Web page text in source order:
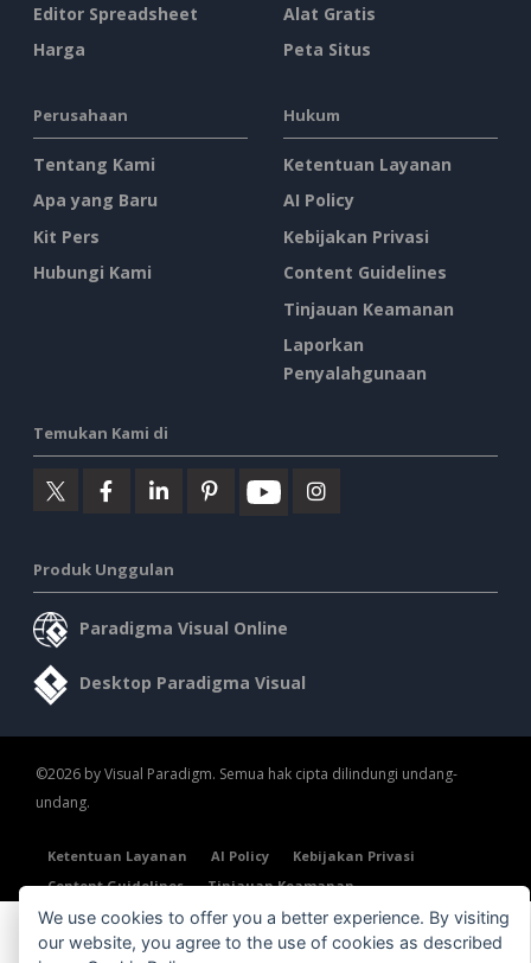
Editor Spreadsheet
Harga
Alat Gratis
Peta Situs
Perusahaan
Tentang Kami
Apa yang Baru
Kit Pers
Hubungi Kami
Hukum
Ketentuan Layanan
AI Policy
Kebijakan Privasi
Content Guidelines
Tinjauan Keamanan
Laporkan
Penyalahgunaan
Temukan Kami di
Produk Unggulan
Paradigma Visual Online
Desktop Paradigma Visual
©2026 by Visual Paradigm. Semua hak cipta dilindungi undang-
undang.
Ketentuan Layanan AI Policy
Kebijakan Privasi
Content Guidelines
Tinjauan Keamanan
We use cookies to offer you a better experience. By visiting
our website, you agree to the use of cookies as described